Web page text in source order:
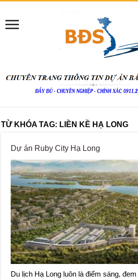
TỪ KHÓA TAG: LIỀN KỀ HẠ LONG
Dự án Ruby City Hạ Long
Du lịch Hạ Long luôn là điểm sáng,